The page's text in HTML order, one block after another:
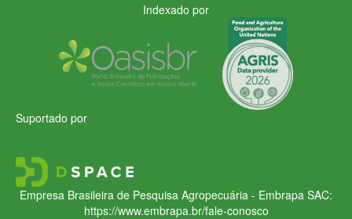
Indexado por
Suportado por
Empresa Brasileira de Pesquisa Agropecuária - Embrapa SAC:
https://www.embrapa.br/fale-conosco